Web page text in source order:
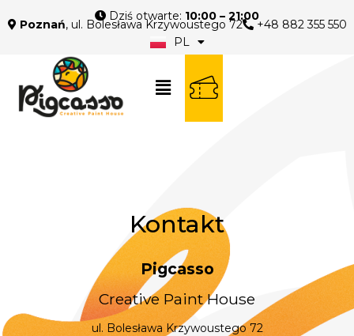
Dziś otwarte: 10:00 – 21:00
Poznań, ul. Bolesława Krzywoustego 72
+48 882 355 550
PL
EN
Kontakt
Pigcasso
Creative Paint House
ul. Bolesława Krzywoustego 72